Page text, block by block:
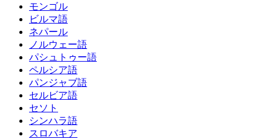
モンゴル
ビルマ語
ネパール
ノルウェー語
パシュトゥー語
ペルシア語
パンジャブ語
セルビア語
セソト
シンハラ語
スロバキア